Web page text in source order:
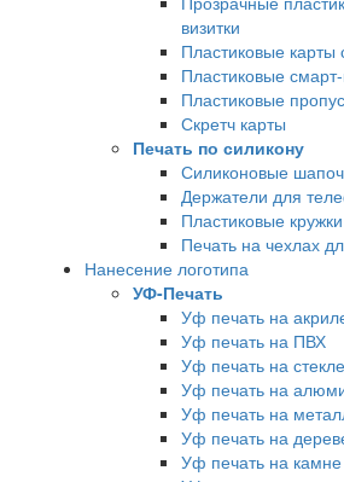
визитки
Пластиковые карты
Пластиковые
Пластиковые
Скретч карты
Печать по силикону
Силиконовые
Держатели для
Пластиковые
Печать на чехлах
Нанесение логотипа
УФ-Печать
Уф печать на
Уф печать на ПВХ
Уф печать на стекле
Уф печать на
Уф печать на
Уф печать на
Уф печать на камне